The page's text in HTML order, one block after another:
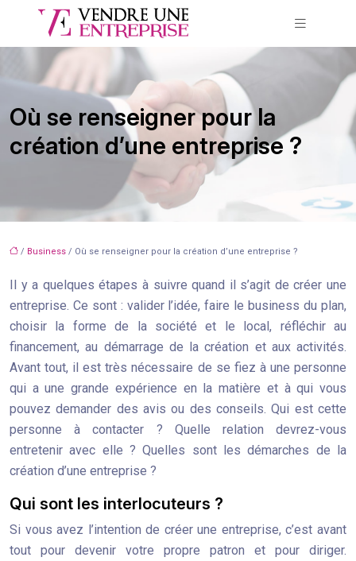
Où se renseigner pour la
création d’une entreprise ?
/ Business / Où se renseigner pour la création d’une entreprise ?
Il y a quelques étapes à suivre quand il s’agit de créer une
entreprise. Ce sont : valider l’idée, faire le business du plan,
choisir la forme de la société et le local, réfléchir au
financement, au démarrage de la création et aux activités.
Avant tout, il est très nécessaire de se fiez à une personne
qui a une grande expérience en la matière et à qui vous
pouvez demander des avis ou des conseils. Qui est cette
personne à contacter ? Quelle relation devrez-vous
entretenir avec elle ? Quelles sont les démarches de la
création d’une entreprise ?
Qui sont les interlocuteurs ?
Si vous avez l’intention de créer une entreprise, c’est avant
tout pour devenir votre propre patron et pour diriger.